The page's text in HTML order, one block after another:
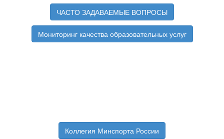
ЧАСТО ЗАДАВАЕМЫЕ ВОПРОСЫ
Мониторинг качества образовательных услуг
Коллегия Минспорта России